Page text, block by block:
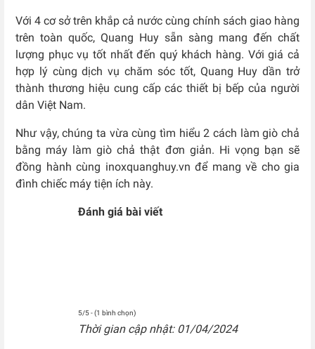
Với 4 cơ sở trên khắp cả nước cùng chính sách giao hàng
trên toàn quốc, Quang Huy sẵn sàng mang đến chất
lượng phục vụ tốt nhất đến quý khách hàng. Với giá cả
hợp lý cùng dịch vụ chăm sóc tốt, Quang Huy dần trở
thành thương hiệu cung cấp các thiết bị bếp của người
dân Việt Nam.
Như vậy, chúng ta vừa cùng tìm hiểu 2 cách làm giò chả
bằng máy làm giò chả thật đơn giản. Hi vọng bạn sẽ
đồng hành cùng inoxquanghuy.vn để mang về cho gia
đình chiếc máy tiện ích này.
Đánh giá bài viết
5/5 - (1 bình chọn)
Thời gian cập nhật: 01/04/2024